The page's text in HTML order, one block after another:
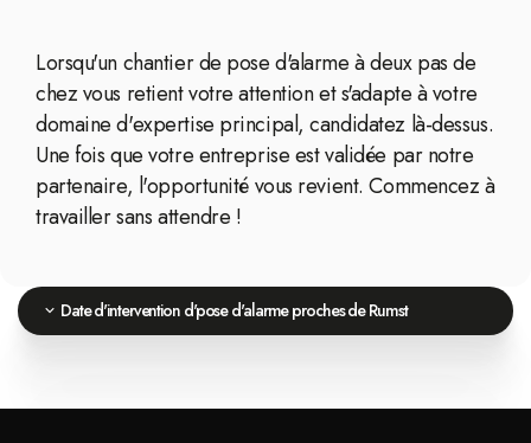
Lorsqu'un chantier de pose d'alarme à deux pas de
chez vous retient votre attention et s'adapte à votre
domaine d'expertise principal, candidatez là-dessus.
Une fois que votre entreprise est validée par notre
partenaire, l'opportunité vous revient. Commencez à
travailler sans attendre !
Date d'intervention d'pose d'alarme proches de Rumst